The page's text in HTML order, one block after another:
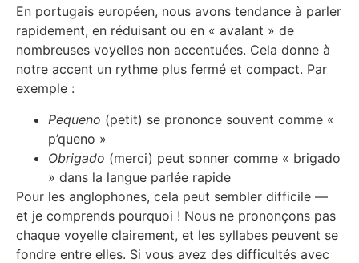
En portugais européen, nous avons tendance à parler
rapidement, en réduisant ou en « avalant » de
nombreuses voyelles non accentuées. Cela donne à
notre accent un rythme plus fermé et compact. Par
exemple :
Pequeno (petit) se prononce souvent comme «
p’queno »
Obrigado (merci) peut sonner comme « brigado
» dans la langue parlée rapide
Pour les anglophones, cela peut sembler difficile —
et je comprends pourquoi ! Nous ne prononçons pas
chaque voyelle clairement, et les syllabes peuvent se
fondre entre elles. Si vous avez des difficultés avec